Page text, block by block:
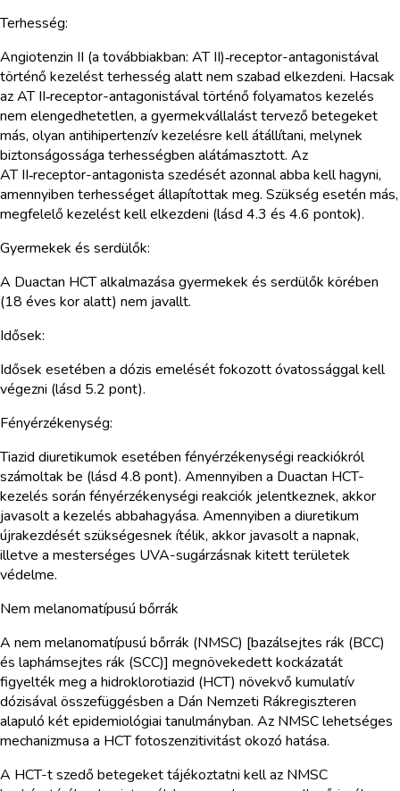
Terhesség:
Angiotenzin II (a továbbiakban: AT II)‑receptor-antagonistával
történő kezelést terhesség alatt nem szabad elkezdeni. Hacsak
az AT II‑receptor-antagonistával történő folyamatos kezelés
nem elengedhetetlen, a gyermekvállalást tervező betegeket
más, olyan antihipertenzív kezelésre kell átállítani, melynek
biztonságossága terhességben alátámasztott. Az
AT II‑receptor-antagonista szedését azonnal abba kell hagyni,
amennyiben terhességet állapítottak meg. Szükség esetén más,
megfelelő kezelést kell elkezdeni (lásd 4.3 és 4.6 pontok).
Gyermekek és serdülők:
A Duactan HCT alkalmazása gyermekek és serdülők körében
(18 éves kor alatt) nem javallt.
Idősek:
Idősek esetében a dózis emelését fokozott óvatossággal kell
végezni (lásd 5.2 pont).
Fényérzékenység:
Tiazid diuretikumok esetében fényérzékenységi reackiókról
számoltak be (lásd 4.8 pont). Amennyiben a Duactan HCT-
kezelés során fényérzékenységi reakciók jelentkeznek, akkor
javasolt a kezelés abbahagyása. Amennyiben a diuretikum
újrakezdését szükségesnek ítélik, akkor javasolt a napnak,
illetve a mesterséges UVA-sugárzásnak kitett területek
védelme.
Nem melanomatípusú bőrrák
A nem melanomatípusú bőrrák (NMSC) [bazálsejtes rák (BCC)
és laphámsejtes rák (SCC)] megnövekedett kockázatát
figyelték meg a hidroklorotiazid (HCT) növekvő kumulatív
dózisával összefüggésben a Dán Nemzeti Rákregiszteren
alapuló két epidemiológiai tanulmányban. Az NMSC lehetséges
mechanizmusa a HCT fotoszenzitivitást okozó hatása.
A HCT-t szedő betegeket tájékoztatni kell az NMSC